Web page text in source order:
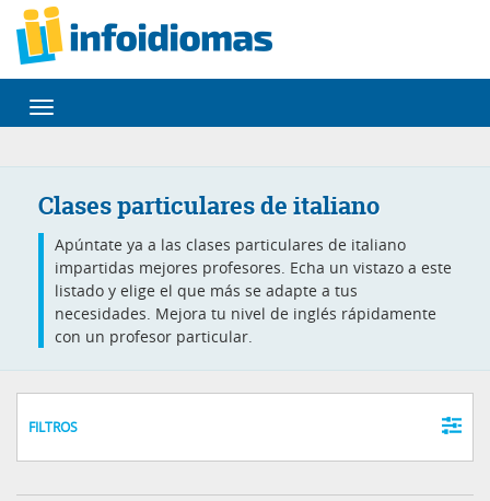
Desplegar
navegación
Clases particulares de italiano
Apúntate ya a las clases particulares de italiano
impartidas mejores profesores. Echa un vistazo a este
listado y elige el que más se adapte a tus
necesidades. Mejora tu nivel de inglés rápidamente
con un profesor particular.
FILTROS